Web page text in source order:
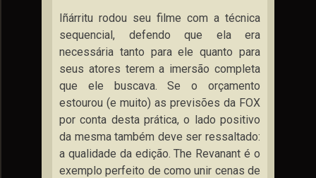
Iñárritu rodou seu filme com a técnica
sequencial, defendo que ela era
necessária tanto para ele quanto para
seus atores terem a imersão completa
que ele buscava. Se o orçamento
estourou (e muito) as previsões da FOX
por conta desta prática, o lado positivo
da mesma também deve ser ressaltado:
a qualidade da edição. The Revanant é o
exemplo perfeito de como unir cenas de